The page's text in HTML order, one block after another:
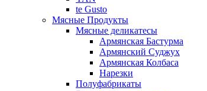
te Gusto
Мясные Продукты
Мясные деликатесы
Армянская Бастурма
Армянский Суджух
Армянская Колбаса
Нарезки
Полуфабрикаты